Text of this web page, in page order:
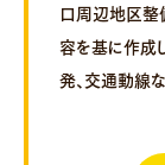
口周辺地区整
容を基に作成
発、交通動線